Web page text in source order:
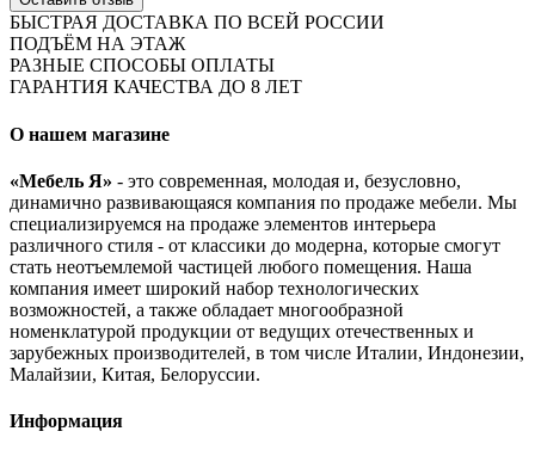
БЫСТРАЯ ДОСТАВКА ПО ВСЕЙ РОССИИ
ПОДЪЁМ НА ЭТАЖ
РАЗНЫЕ СПОСОБЫ ОПЛАТЫ
ГАРАНТИЯ КАЧЕСТВА ДО 8 ЛЕТ
О нашем магазине
«Мебель Я» - это современная, молодая и, безусловно,
динамично развивающаяся компания по продаже мебели. Мы
специализируемся на продаже элементов интерьера
различного стиля - от классики до модерна, которые смогут
стать неотъемлемой частицей любого помещения. Наша
компания имеет широкий набор технологических
возможностей, а также обладает многообразной
номенклатурой продукции от ведущих отечественных и
зарубежных производителей, в том числе Италии, Индонезии,
Малайзии, Китая, Белоруссии.
Информация